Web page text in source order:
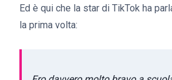
Ed è qui che la star di TikTok ha
la prima volta: